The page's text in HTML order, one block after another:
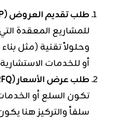
طلب تقديم العروض (RFP):
للمشاريع المعقدة
وحلولاً تقنية (مثل
أو للخدماتالاستشارية
طلب عرض الأسعار (RFQ):
تكون السلع أو
سلفاً والتركيز هنا